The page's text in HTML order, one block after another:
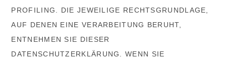
PROFILING. DIE JEWEILIGE RECHTSGRUNDLAGE,
AUF DENEN EINE VERARBEITUNG BERUHT,
ENTNEHMEN SIE DIESER
DATENSCHUTZERKLÄRUNG. WENN SIE